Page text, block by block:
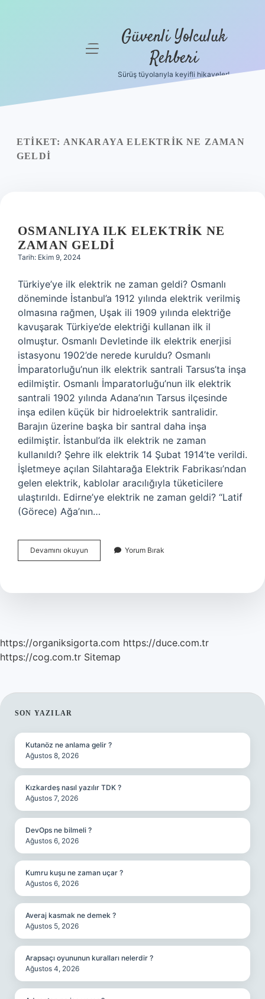
Yasal Uyarı
menüyü Güvenli Yolculuk
Rehberi
Sürüş tüyolarıyla keyifli hikayeler!
ETIKET: ANKARAYA ELEKTRIK NE ZAMAN
GELDI
OSMANLIYA ILK ELEKTRIK NE
ZAMAN GELDI
Tarih: Ekim 9, 2024
Türkiye’ye ilk elektrik ne zaman geldi? Osmanlı
döneminde İstanbul’a 1912 yılında elektrik verilmiş
olmasına rağmen, Uşak ili 1909 yılında elektriğe
kavuşarak Türkiye’de elektriği kullanan ilk il
olmuştur. Osmanlı Devletinde ilk elektrik enerjisi
istasyonu 1902’de nerede kuruldu? Osmanlı
İmparatorluğu’nun ilk elektrik santrali Tarsus’ta inşa
edilmiştir. Osmanlı İmparatorluğu’nun ilk elektrik
santrali 1902 yılında Adana’nın Tarsus ilçesinde
inşa edilen küçük bir hidroelektrik santralidir.
Barajın üzerine başka bir santral daha inşa
edilmiştir. İstanbul’da ilk elektrik ne zaman
kullanıldı? Şehre ilk elektrik 14 Şubat 1914’te verildi.
İşletmeye açılan Silahtarağa Elektrik Fabrikası’ndan
gelen elektrik, kablolar aracılığıyla tüketicilere
ulaştırıldı. Edirne’ye elektrik ne zaman geldi? “Latif
(Görece) Ağa’nın…
Devamını okuyun Osmanlıya
Ilk
Zaman
Yorum Bırak
https://organiksigorta.com https://duce.com.tr
https://cog.com.tr Sitemap
SIDEBAR
SON YAZILAR
Kutanöz ne anlama gelir ?
Ağustos 8, 2026
Kızkardeş nasıl yazılır TDK ?
Ağustos 7, 2026
DevOps ne bilmeli ?
Ağustos 6, 2026
Kumru kuşu ne zaman uçar ?
Ağustos 6, 2026
Averaj kasmak ne demek ?
Ağustos 5, 2026
Arapsaçı oyununun kuralları nelerdir ?
Ağustos 4, 2026